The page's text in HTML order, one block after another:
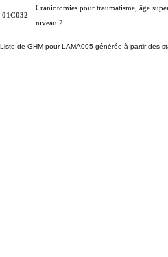
01C032
Craniotomies pour traumatisme, âge
niveau 2
Liste de GHM pour LAMA005 générée à partir des